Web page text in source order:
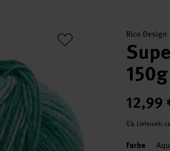
Rico Design
12,99
Lieferzeit:
Farbe